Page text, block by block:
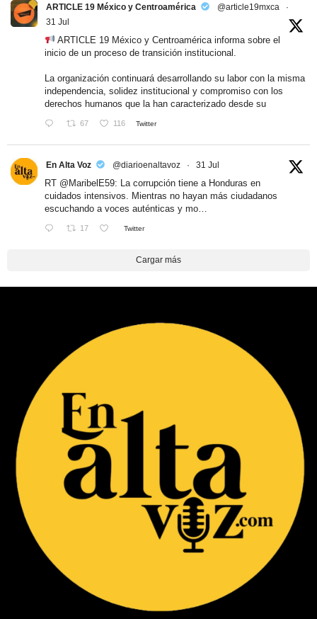
ARTICLE 19 México y Centroamérica
@article19mxca
·
31 Jul
ARTICLE 19 México y Centroamérica informa sobre el
inicio de un proceso de transición institucional.
La organización continuará desarrollando su labor con la misma
independencia, solidez institucional y compromiso con los
derechos humanos que la han caracterizado desde su
67 116 Twitter
En Alta Voz @diarioenaltavoz · 31 Jul
RT @MaribelE59: La corrupción tiene a Honduras en
cuidados intensivos. Mientras no hayan más ciudadanos
escuchando a voces auténticas y mo…
17 Twitter
Cargar más